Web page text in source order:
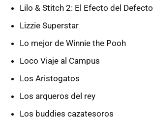
Lilo & Stitch 2: El Efecto del Defecto
Lizzie Superstar
Lo mejor de Winnie the Pooh
Loco Viaje al Campus
Los Aristogatos
Los arqueros del rey
Los buddies cazatesoros